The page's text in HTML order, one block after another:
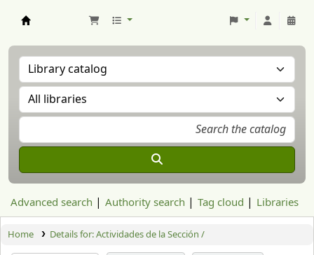
Advanced search Authority search Tag cloud Libraries
Home Details for:Actividades de la Sección /